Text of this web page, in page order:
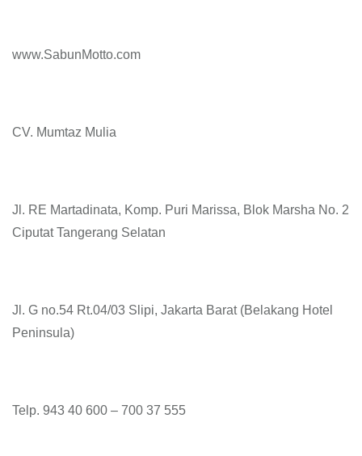
www.SabunMotto.com
CV. Mumtaz Mulia
Jl. RE Martadinata, Komp. Puri Marissa, Blok Marsha No. 2
Ciputat Tangerang Selatan
Jl. G no.54 Rt.04/03 Slipi, Jakarta Barat (Belakang Hotel
Peninsula)
Telp. 943 40 600 – 700 37 555